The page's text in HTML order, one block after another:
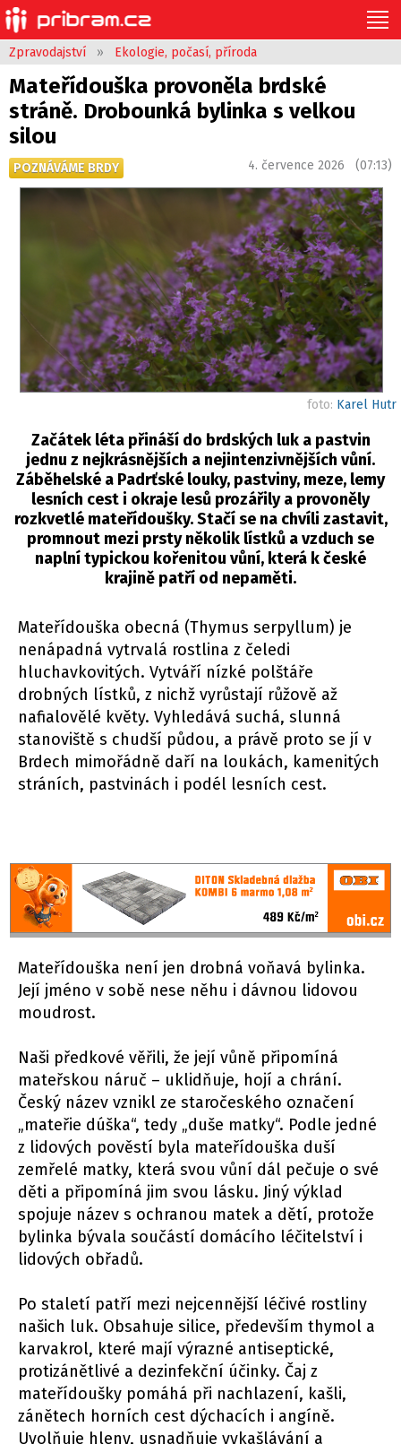
Zpravodajství » Ekologie, počasí, příroda
Mateřídouška provoněla brdské
stráně. Drobounká bylinka s velkou
silou
POZNÁVÁME BRDY 4. července 2026 (07:13)
foto: Karel Hutr
Začátek léta přináší do brdských luk a pastvin
jednu z nejkrásnějších a nejintenzivnějších vůní.
Záběhelské a Padrťské louky, pastviny, meze, lemy
lesních cest i okraje lesů prozářily a provoněly
rozkvetlé mateřídoušky. Stačí se na chvíli zastavit,
promnout mezi prsty několik lístků a vzduch se
naplní typickou kořenitou vůní, která k české
krajině patří od nepaměti.
Mateřídouška obecná (Thymus serpyllum) je
nenápadná vytrvalá rostlina z čeledi
hluchavkovitých. Vytváří nízké polštáře
drobných lístků, z nichž vyrůstají růžově až
nafialovělé květy. Vyhledává suchá, slunná
stanoviště s chudší půdou, a právě proto se jí v
Brdech mimořádně daří na loukách, kamenitých
stráních, pastvinách i podél lesních cest.
Mateřídouška není jen drobná voňavá bylinka.
Její jméno v sobě nese něhu i dávnou lidovou
moudrost.
Naši předkové věřili, že její vůně připomíná
mateřskou náruč – uklidňuje, hojí a chrání.
Český název vznikl ze staročeského označení
„mateřie dúška“, tedy „duše matky“. Podle jedné
z lidových pověstí byla mateřídouška duší
zemřelé matky, která svou vůní dál pečuje o své
děti a připomíná jim svou lásku. Jiný výklad
spojuje název s ochranou matek a dětí, protože
bylinka bývala součástí domácího léčitelství i
lidových obřadů.
Po staletí patří mezi nejcennější léčivé rostliny
našich luk. Obsahuje silice, především thymol a
karvakrol, které mají výrazné antiseptické,
protizánětlivé a dezinfekční účinky. Čaj z
mateřídoušky pomáhá při nachlazení, kašli,
zánětech horních cest dýchacích i angíně.
Uvolňuje hleny, usnadňuje vykašlávání a